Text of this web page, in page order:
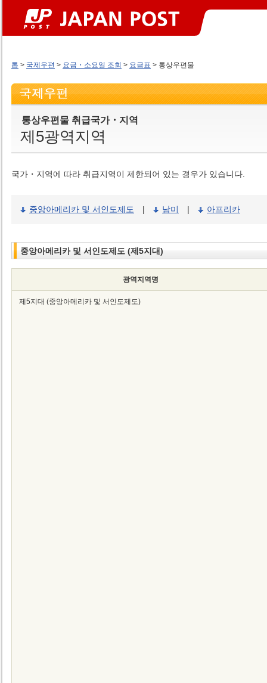
톱 > 국제우편 > 요금・소요일 조회 > 요금표 > 통상우편물
통상우편물 취급국가・지역
제5광역지역
국가・지역에 따라 취급지역이 제한되어 있는 경우가 있습니다.
중앙아메리카 및 서인도제도 | 남미 | 아프리카
중앙아메리카 및 서인도제도 (제5지대)
광역지역명
제5지대 (중앙아메리카 및 서인도제도)